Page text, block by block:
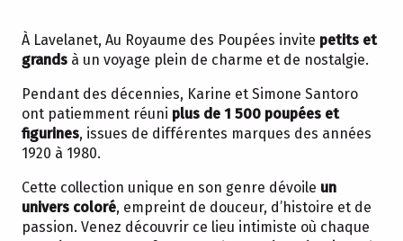
À Lavelanet, Au Royaume des Poupées invite petits et
grands à un voyage plein de charme et de nostalgie.
Pendant des décennies, Karine et Simone Santoro
ont patiemment réuni plus de 1 500 poupées et
figurines, issues de différentes marques des années
1920 à 1980.
Cette collection unique en son genre dévoile un
univers coloré, empreint de douceur, d’histoire et de
passion. Venez découvrir ce lieu intimiste où chaque